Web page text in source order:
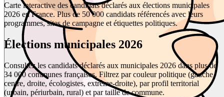
Carte interactive des candidats déclarés aux élections municipales
2026 en France. Plus de 50 000 candidats référencés avec leurs
programmes, sites de campagne et étiquettes politiques.
Élections municipales 2026
Consultez les candidats déclarés aux municipales 2026 dans plus de
34 000 communes françaises. Filtrez par couleur politique (gauche,
centre, droite, écologistes, extrême-droite), par profil territorial
(urbain, périurbain, rural) et par taille de commune.